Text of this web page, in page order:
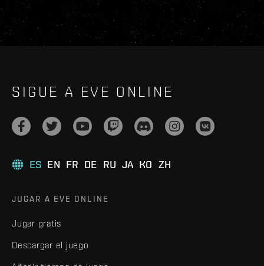
SIGUE A EVE ONLINE
ES EN FR DE RU JA KO ZH
JUGAR A EVE ONLINE
Jugar gratis
Descargar el juego